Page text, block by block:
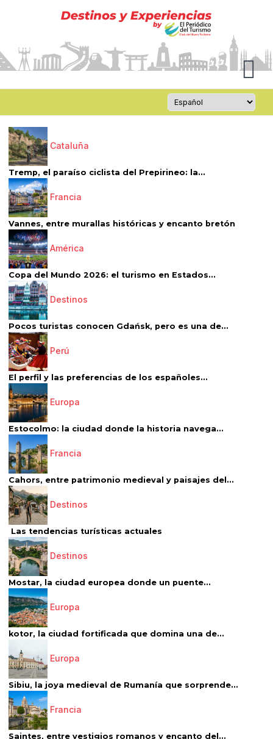
Cataluña
Tremp, el paraíso ciclista del Prepirineo: la...
Francia
Vannes, entre murallas históricas y encanto bretón
América
Copa del Mundo 2026: el turismo en Estados...
Destinos
Pocos turistas conocen Gdańsk, pero es una de...
Perú
El perfil y las preferencias de los españoles...
Europa
Estocolmo: la ciudad donde la historia navega...
Francia
Cahors, entre patrimonio medieval y paisajes del...
Destinos
Las tendencias turísticas actuales
Destinos
Mostar, la ciudad europea donde un puente...
Europa
kotor, la ciudad fortificada que domina una de...
Europa
Sibiu, la joya medieval de Rumanía que sorprende...
Francia
Saintes, entre vestigios romanos y encanto del...